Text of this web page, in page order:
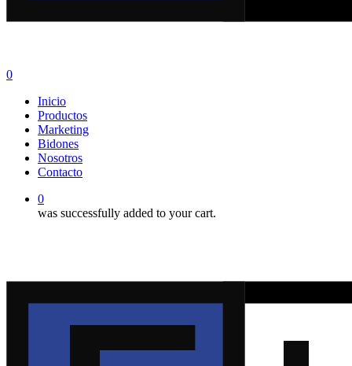
0
Inicio
Productos
Marketing
Bidones
Nosotros
Contacto
0
was successfully added to your cart.